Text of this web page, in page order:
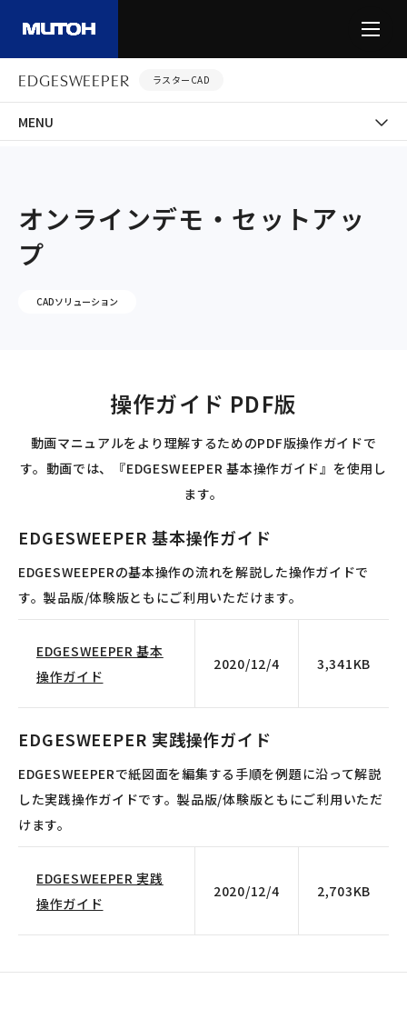
EDGESWEEPER ラスターCAD
HOME- オンラインデ
MENU
オンラインデモ・セットアッ
プ
CADソリューション
操作ガイド PDF版
動画マニュアルをより理解するためのPDF版操作ガイドで
す。動画では、『EDGESWEEPER 基本操作ガイド』を使用し
ます。
EDGESWEEPER 基本操作ガイド
EDGESWEEPERの基本操作の流れを解説した操作ガイドで
す。製品版/体験版ともにご利用いただけます。
EDGESWEEPER 基本
操作ガイド
2020/12/4 3,341KB
EDGESWEEPER 実践操作ガイド
EDGESWEEPERで紙図面を編集する手順を例題に沿って解説
した実践操作ガイドです。製品版/体験版ともにご利用いただ
けます。
EDGESWEEPER 実践
操作ガイド
2020/12/4 2,703KB